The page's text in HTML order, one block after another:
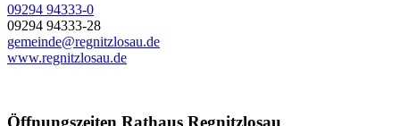
09294 94333-0
09294 94333-28
gemeinde@regnitzlosau.de
www.regnitzlosau.de